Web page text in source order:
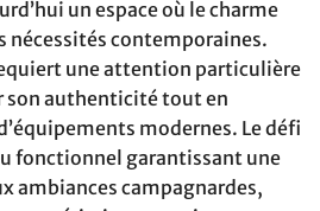
un espace où le charme
nécessités contemporaines.
une attention particulière
son authenticité tout en
modernes. Le défi
fonctionnel garantissant une
ambiances campagnardes,